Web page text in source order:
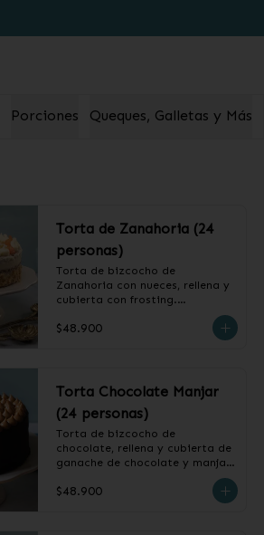
Porciones Queques, Galletas y Más
Torta de Zanahoria (24
personas)
Torta de bizcocho de
Zanahoria con nueces, rellena y
cubierta con frosting.
❄️ Producto Congelado
$48.900
Torta Chocolate Manjar
(24 personas)
Torta de bizcocho de
chocolate, rellena y cubierta de
ganache de chocolate y manjar.
❄️ Producto Congelado
$48.900